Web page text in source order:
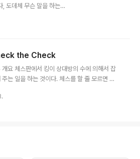
, 도데체 무슨 말을 하는지
기에 정리하게 된다. 답지
들에게 도움이 되었으
구현하는 문제입니다. 호
고리즘에 따라 후보자가
을 집계하여, 과반수 이
the Check
체스판에서 킹이 상대방의 수에 의해서 잡
는 일을 하는 것이다. 체스를 할 줄 모르면 뭐,
한칸 씩 앞으로 갈 수 있으나, 상대 패를 먹
을 수 있다. 록(r) : 장기의 車 와 같은 움직임을